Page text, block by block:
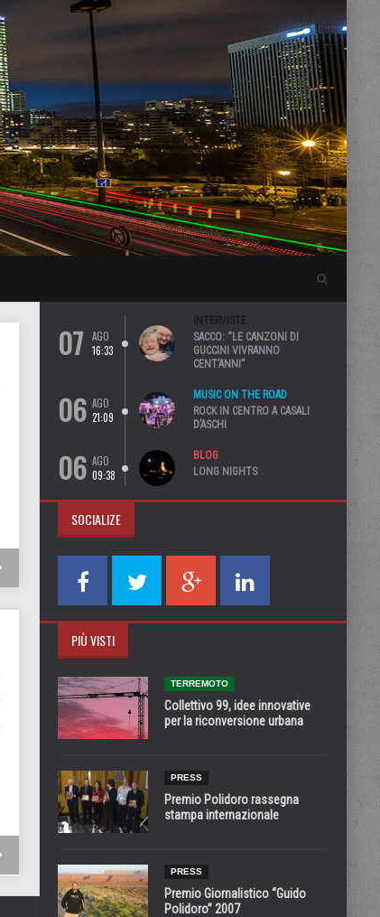
07
AGO
16:33
INTERVISTE
SACCO: “LE CANZONI DI
GUCCINI VIVRANNO
CENT’ANNI”
06 AGO
21:09
MUSIC ON THE ROAD
ROCK IN CENTRO A CASALI
D’ASCHI
06 AGO
09:38
BLOG
LONG NIGHTS
SOCIALIZE
PIÙ VISTI
TERREMOTO
Collettivo 99, idee innovative
per la riconversione urbana
PRESS
Premio Polidoro rassegna
stampa internazionale
PRESS
Premio Giornalistico “Guido
Polidoro” 2007